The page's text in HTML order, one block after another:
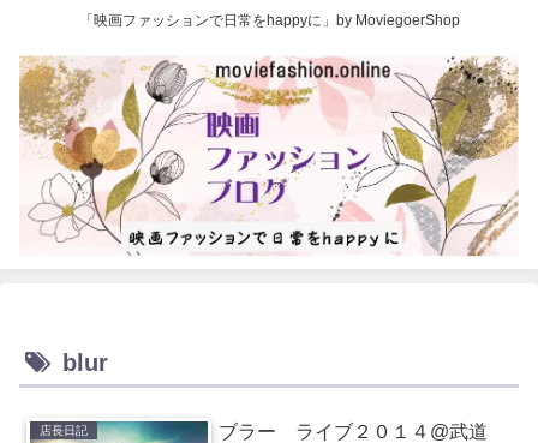
「映画ファッションで日常をhappyに」by MoviegoerShop
blur
店長日記
ブラー ライブ２０１４@武道